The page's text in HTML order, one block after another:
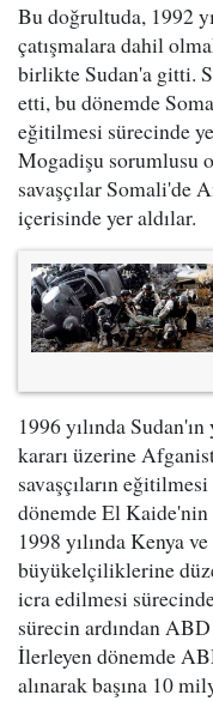
Bu doğrultuda, 1992
çatışmalara dahil
birlikte Sudan'a gitti.
etti, bu dönemde
eğitilmesi sürecinde
Mogadişu sorumlusu
savaşçılar Somali'de
içerisinde yer aldılar.
1996 yılında
kararı üzerine
savaşçıların
dönemde El
1998 yılında Kenya
büyükelçiliklerine
icra edilmesi
sürecin ardından
İlerleyen dönemde
alınarak başına 10